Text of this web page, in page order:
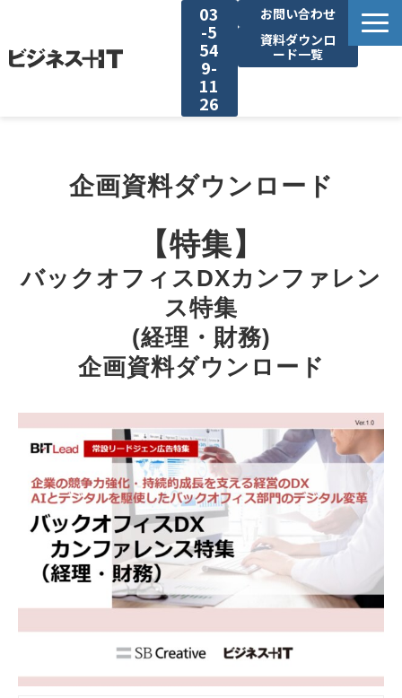
03
-5
54
9-
11
26
お問い合わせ
資料ダウンロ
ード一覧
セミナー集客がしたい
アンケート調査がしたい
媒体資料ダウンロード
活用事例
ブログ
企画資料ダウンロード
【特集】
バックオフィスDXカンファレン
ス特集
(経理・財務)
企画資料ダウンロード